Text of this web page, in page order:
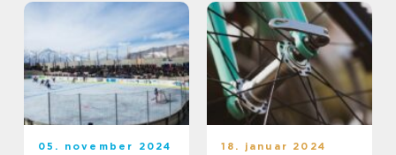
05. november 2024 18. januar 2024